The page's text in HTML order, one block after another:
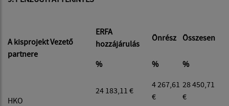
A kisprojekt Vezető
partnere
ERFA
hozzájárulás
Önrész Összesen
% % %
HKO
24 183,11 €
4 267,61
€
28 450,71
€